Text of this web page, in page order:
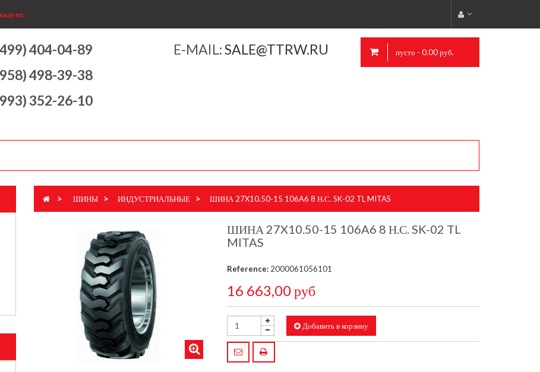
404-04-89
498-39-38
352-26-10
E-MAIL:SALE@TTRW.RU пусто - 0.00 руб.
> ШИНЫ > ИНДУСТРИАЛЬНЫЕ > ШИНА 27X10.50-15 106A6 8 Н.С. SK-02 TL MITAS
ШИНА 27X10.50-15 106A6 8 Н.С. SK-02 TL
MITAS
Reference: 2000061056101
16 663,00 руб
Добавить в корзину